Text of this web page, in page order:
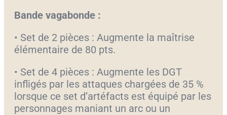
Bande vagabonde :
• Set de 2 pièces : Augmente la maîtrise
élémentaire de 80 pts.
• Set de 4 pièces : Augmente les DGT
infligés par les attaques chargées de 35 %
lorsque ce set d’artéfacts est équipé par les
personnages maniant un arc ou un